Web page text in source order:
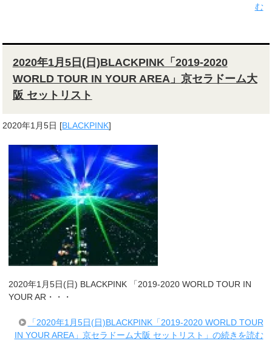
む
2020年1月5日(日)BLACKPINK「2019-2020
WORLD TOUR IN YOUR AREA」京セラドーム大
阪 セットリスト
2020年1月5日 [BLACKPINK]
2020年1月5日(日) BLACKPINK 「2019-2020 WORLD TOUR IN
YOUR AR・・・
「2020年1月5日(日)BLACKPINK「2019-2020 WORLD TOUR
IN YOUR AREA」京セラドーム大阪 セットリスト」の続きを読む